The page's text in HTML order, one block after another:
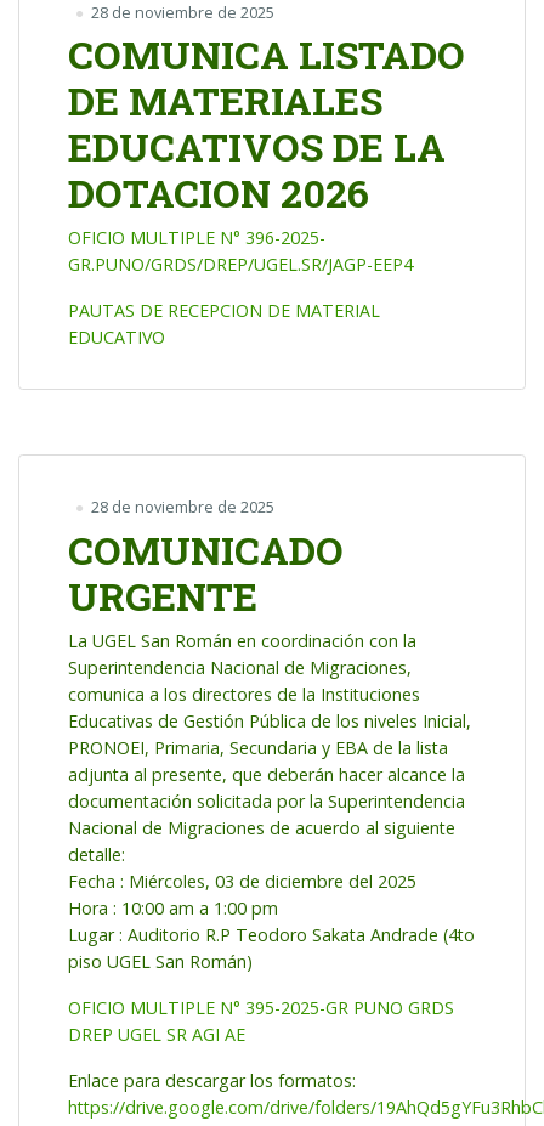
28 de noviembre de 2025
COMUNICA LISTADO
DE MATERIALES
EDUCATIVOS DE LA
DOTACION 2026
OFICIO MULTIPLE N° 396-2025-
GR.PUNO/GRDS/DREP/UGEL.SR/JAGP-EEP4
PAUTAS DE RECEPCION DE MATERIAL
EDUCATIVO
28 de noviembre de 2025
COMUNICADO
URGENTE
La UGEL San Román en coordinación con la
Superintendencia Nacional de Migraciones,
comunica a los directores de la Instituciones
Educativas de Gestión Pública de los niveles Inicial,
PRONOEI, Primaria, Secundaria y EBA de la lista
adjunta al presente, que deberán hacer alcance la
documentación solicitada por la Superintendencia
Nacional de Migraciones de acuerdo al siguiente
detalle:
Fecha : Miércoles, 03 de diciembre del 2025
Hora : 10:00 am a 1:00 pm
Lugar : Auditorio R.P Teodoro Sakata Andrade (4to
piso UGEL San Román)
OFICIO MULTIPLE N° 395-2025-GR PUNO GRDS
DREP UGEL SR AGI AE
Enlace para descargar los formatos:
https://drive.google.com/drive/folders/